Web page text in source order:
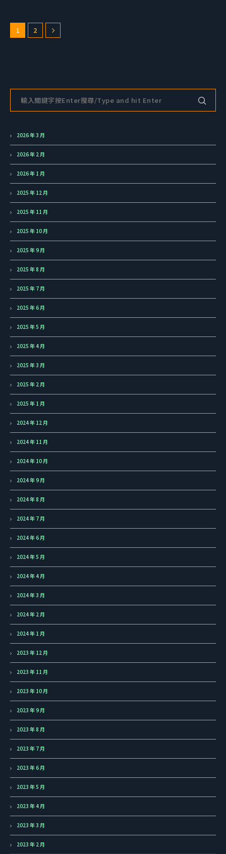
1 2
2026 年 3 月
2026 年 2 月
2026 年 1 月
2025 年 12 月
2025 年 11 月
2025 年 10 月
2025 年 9 月
2025 年 8 月
2025 年 7 月
2025 年 6 月
2025 年 5 月
2025 年 4 月
2025 年 3 月
2025 年 2 月
2025 年 1 月
2024 年 12 月
2024 年 11 月
2024 年 10 月
2024 年 9 月
2024 年 8 月
2024 年 7 月
2024 年 6 月
2024 年 5 月
2024 年 4 月
2024 年 3 月
2024 年 2 月
2024 年 1 月
2023 年 12 月
2023 年 11 月
2023 年 10 月
2023 年 9 月
2023 年 8 月
2023 年 7 月
2023 年 6 月
2023 年 5 月
2023 年 4 月
2023 年 3 月
2023 年 2 月